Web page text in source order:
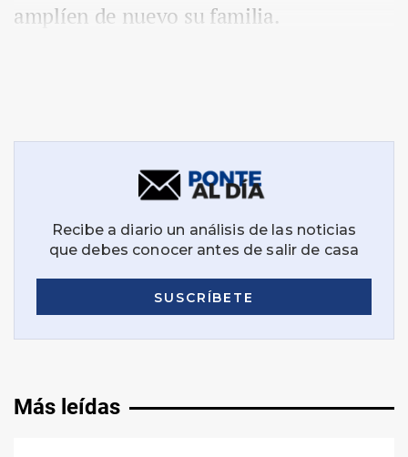
amplíen de nuevo su familia.
Más leídas